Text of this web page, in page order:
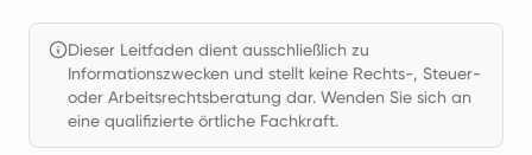
Dieser Leitfaden dient ausschließlich zu
Informationszwecken und stellt keine Rechts-, Steuer-
oder Arbeitsrechtsberatung dar. Wenden Sie sich an
eine qualifizierte örtliche Fachkraft.